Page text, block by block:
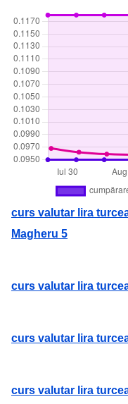
curs valutar lira
Magheru 5
curs valutar lira
curs valutar lira
curs valutar lira